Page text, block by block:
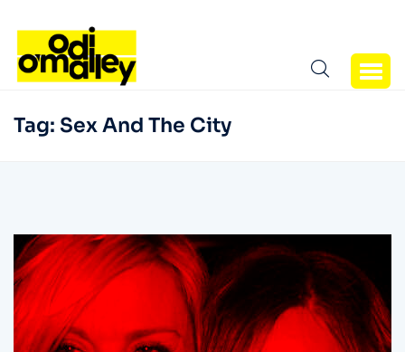
Tag: Sex And The City